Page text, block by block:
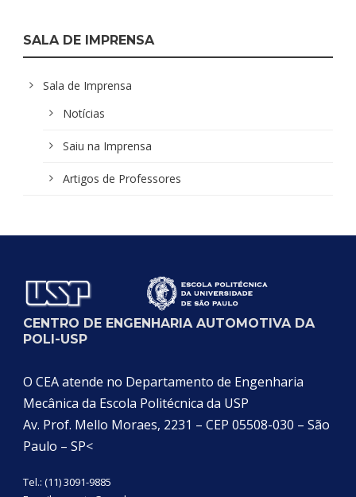
SALA DE IMPRENSA
Sala de Imprensa
Notícias
Saiu na Imprensa
Artigos de Professores
CENTRO DE ENGENHARIA AUTOMOTIVA DA
POLI-USP
O CEA atende no Departamento de Engenharia
Mecânica da Escola Politécnica da USP
Av. Prof. Mello Moraes, 2231 – CEP 05508-030 – São
Paulo – SP<
Tel.: (11) 3091-9885